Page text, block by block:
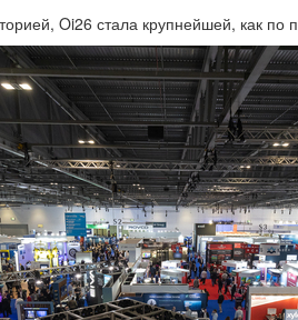
Oi26 стала крупнейшей, как по